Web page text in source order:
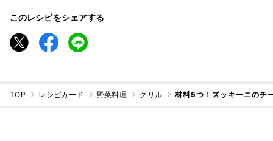
このレシピをシェアする
TOP レシピカード 野菜料理 グリル 材料5つ！ズッキーニのチ